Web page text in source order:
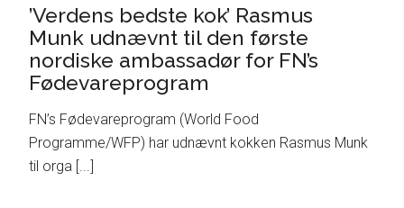
’Verdens bedste kok’ Rasmus
Munk udnævnt til den første
nordiske ambassadør for FN’s
Fødevareprogram
FN’s Fødevareprogram (World Food
Programme/WFP) har udnævnt kokken Rasmus Munk
til orga [...]